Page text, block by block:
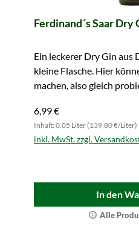
Ferdinand´s Saar Dry
Ein leckerer Dry Gin aus
kleine Flasche. Hier
machen, also gleich
6,99 €
Inhalt: 0.05 Liter (139,80 €/Liter)
inkl. MwSt. zzgl.
In den
Alle